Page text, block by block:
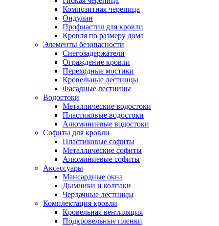
Композитная черепица
Ондулин
Профнастил для кровли
Кровля по размеру дома
Элементы безопасности
Снегозадержатели
Ограждение кровли
Переходные мостики
Кровельные лестницы
Фасадные лестницы
Водостоки
Металлические водостоки
Пластиковые водостоки
Алюминиевые водостоки
Софиты для кровли
Пластиковые софиты
Металлические софиты
Алюминиевые софиты
Аксессуары
Мансардные окна
Дымники и колпаки
Чердачные лестницы
Комплектация кровли
Кровельная вентиляция
Подкровельные пленки